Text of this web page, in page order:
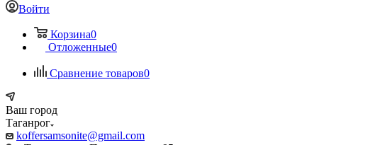
Войти
Корзина0
Отложенные0
Сравнение товаров0
Ваш город
Таганрог
koffersamsonite@gmail.com